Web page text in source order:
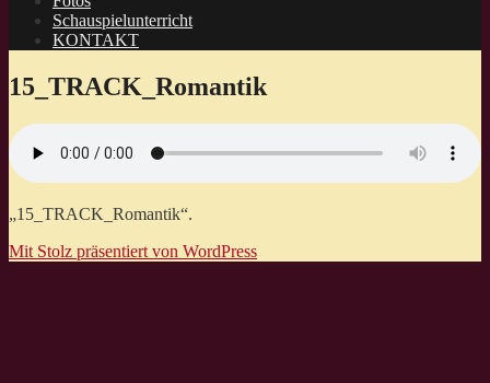
Schauspielunterricht
KONTAKT
15_TRACK_Romantik
„15_TRACK_Romantik“.
Mit Stolz präsentiert von WordPress